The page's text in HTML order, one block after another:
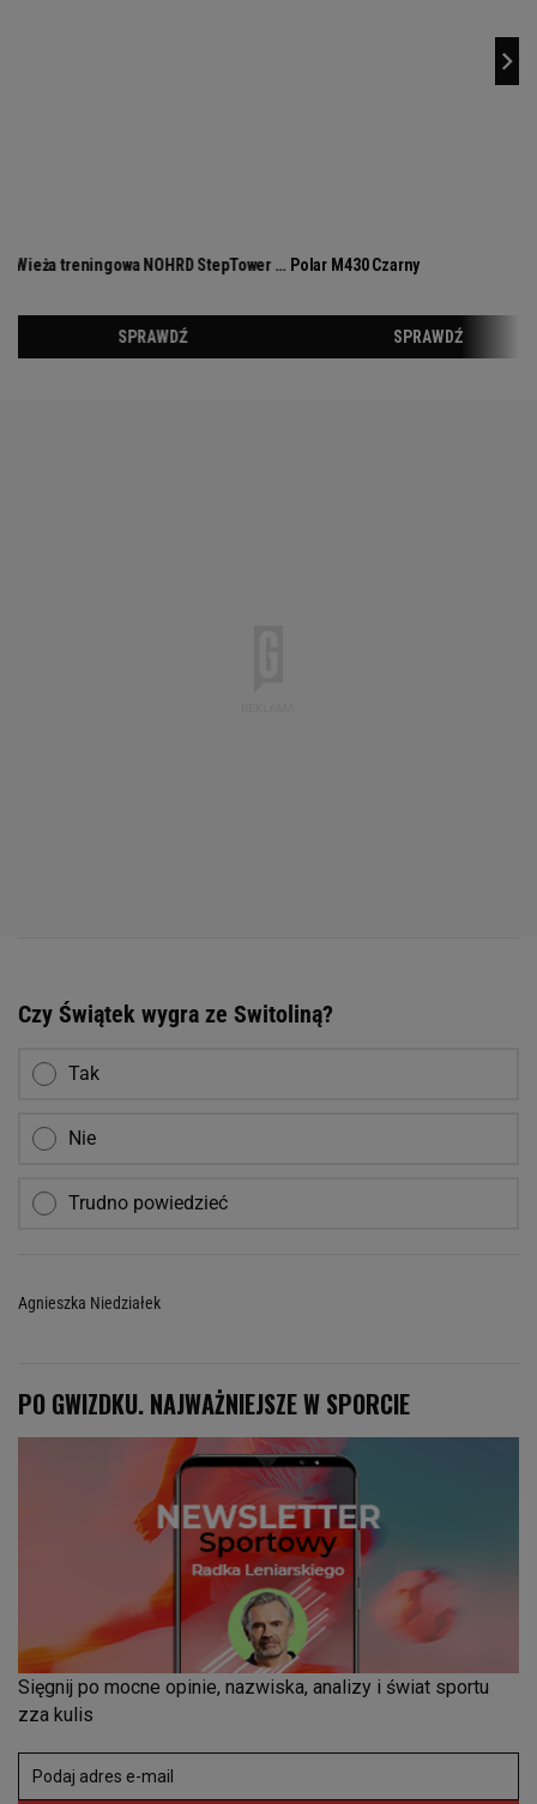
Czy Świątek wygra ze Switoliną?
Tak
Nie
Trudno powiedzieć
Agnieszka Niedziałek